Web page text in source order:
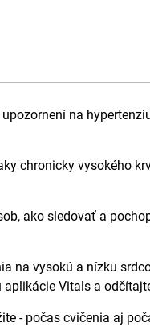
na
chronicky vysokého
ako sledovať a
na vysokú a nízku
Vitals a
- počas cvičenia aj